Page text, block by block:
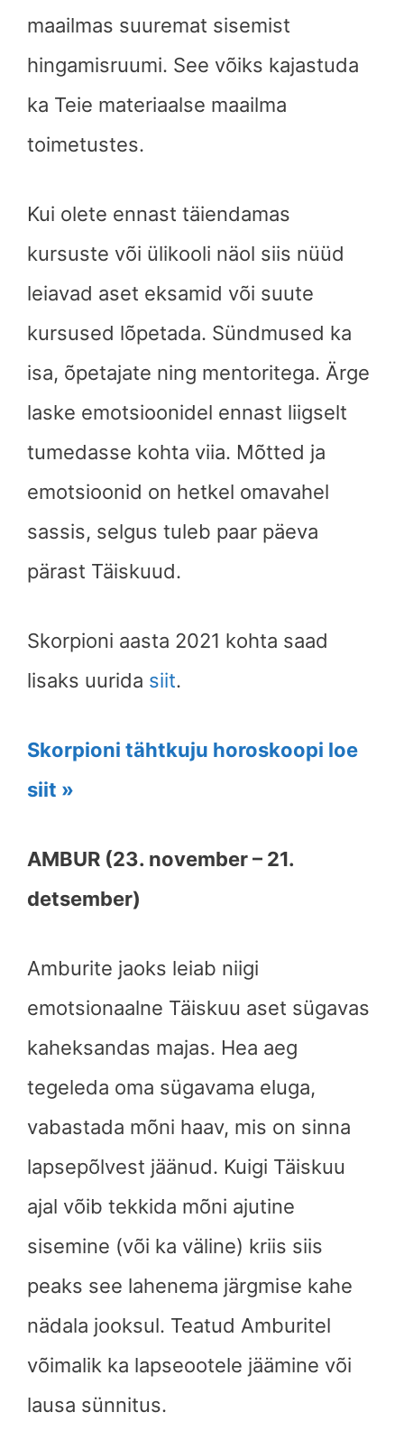
maailmas suuremat sisemist
hingamisruumi. See võiks kajastuda
ka Teie materiaalse maailma
toimetustes.
Kui olete ennast täiendamas
kursuste või ülikooli näol siis nüüd
leiavad aset eksamid või suute
kursused lõpetada. Sündmused ka
isa, õpetajate ning mentoritega. Ärge
laske emotsioonidel ennast liigselt
tumedasse kohta viia. Mõtted ja
emotsioonid on hetkel omavahel
sassis, selgus tuleb paar päeva
pärast Täiskuud.
Skorpioni aasta 2021 kohta saad
lisaks uurida siit.
Skorpioni tähtkuju horoskoopi loe
siit »
AMBUR (23. november – 21.
detsember)
Amburite jaoks leiab niigi
emotsionaalne Täiskuu aset sügavas
kaheksandas majas. Hea aeg
tegeleda oma sügavama eluga,
vabastada mõni haav, mis on sinna
lapsepõlvest jäänud. Kuigi Täiskuu
ajal võib tekkida mõni ajutine
sisemine (või ka väline) kriis siis
peaks see lahenema järgmise kahe
nädala jooksul. Teatud Amburitel
võimalik ka lapseootele jäämine või
lausa sünnitus.